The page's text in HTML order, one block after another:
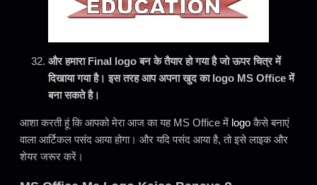
और हमारा Final logo बन के तैयार हो गया है जो ऊपर चित्र में
दिखाया गया है। इस तरह आप अपना खुद का logo MS Office में
बना सकते है।
आशा करती हूं कि आपको मेरा आज का यह MS Office में logoकैसे बनाएं
वाला आर्टिकल पसंद आया होगा। और यदि पसंद आया है, तो इसे लाइक और
शेयर जरूर करें।